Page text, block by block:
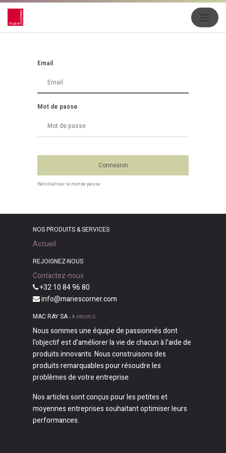
Email
Mot de passe
Connexion
Réinitialiser le mot de passe
NOS PRODUITS & SERVICES
Accueil
REJOIGNEZ-NOUS
Contactez-nous
+32 10 84 96 80
info@mariescorner.com
MAC RAY SA -À PROPOS
Nous sommes une équipe de passionnés dont
l'objectif est d'améliorer la vie de chacun à l'aide de
produits innovants. Nous construisons des
produits remarquables pour résoudre les
problèmes de votre entreprise.
Nos articles sont conçus pour les petites et
moyennes entreprises souhaitant optimiser leurs
performances.